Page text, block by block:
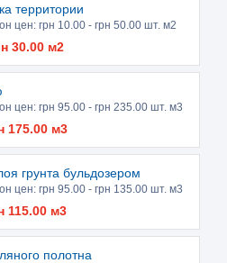
территории
цен: грн 10.00 - грн 50.00 шт. м2
30.00м2
цен: грн 95.00 - грн 235.00 шт. м3
175.00м3
грунта бульдозером
цен: грн 95.00 - грн 135.00 шт. м3
115.00 м3
полотна